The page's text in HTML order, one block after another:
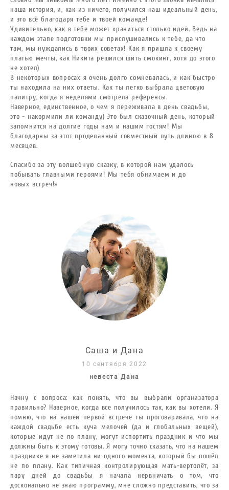
наша история, и, как из ничего, получился наш идеальный день,
и это всё благодаря тебе и твоей команде!
Удивительно, как в тебе может храниться столько идей. Ведь на
каждом этапе подготовки мы прислушивались к тебе, да что
там, мы нуждались в твоих советах! Как я пришла к своему
платью мечты, как Никита решился шить смокинг, хотя до этого
не хотел)
В некоторых вопросах я очень долго сомневалась, и как быстро
ты находила на них ответы. Как ты легко выбрала цветовую
палитру, когда я неделями смотрела референсы.
Наверное, единственное, о чем я переживала в день свадьбы,
это - накормили ли команду)Это был сказочный день, который
запомнится на долгие годы нам и нашим гостям! Мы
благодарны за этот проделанный совместный путь длиною в 8
месяцев.
Спасибо за эту волшебную сказку, в которой нам удалось
побывать главными героями! Мы тебя обнимаем и до
новых встреч!»
Саша и Дана
10 сентября 2022
невеста Дана
Начну с вопроса: как понять, что вы выбрали организатора
правильно? Наверное, когда все получилось так, как вы хотели. Я
помню, что на нашей первой встрече ты проговаривала, что на
каждой свадьбе есть куча мелочей (да и глобальных вещей),
которые идут не по плану, могут испортить праздник и что мы
должны быть к этому готовы. Я могу точно сказать, что на нашем
празднике я не заметила ни одного момента, который бы пошёл
не по плану. Как типичная контролирующая мать-вертолёт, за
пару дней до свадьбы я начала нервничать о том, что
досконально не знаю программу, мне сложно представить, что за